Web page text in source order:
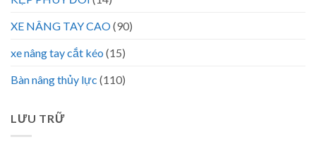
XE NÂNG TAY CAO(90)
xe nâng tay cắt kéo (15)
Bàn nâng thủy lực (110)
LƯU TRỮ